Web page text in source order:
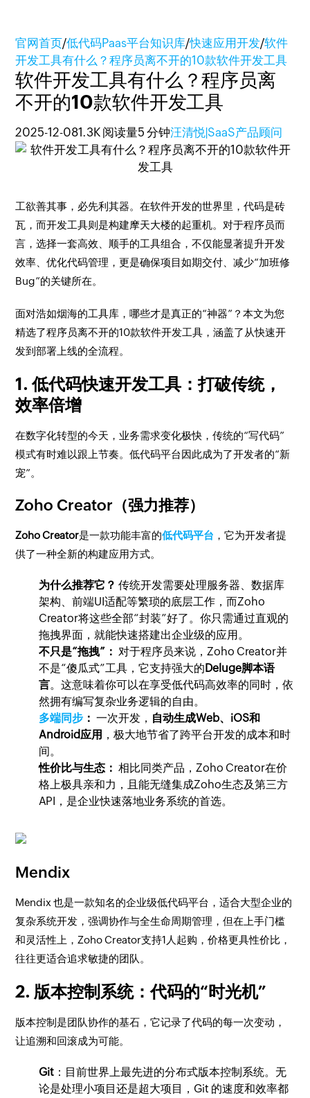
官网首页/低代码Paas平台知识库/快速应用开发/软件
开发工具有什么？程序员离不开的10款软件开发工具
软件开发工具有什么？程序员离
不开的10款软件开发工具
2025-12-081.3K 阅读量5 分钟汪清悦|SaaS产品顾问
工欲善其事，必先利其器。在软件开发的世界里，代码是砖
瓦，而开发工具则是构建摩天大楼的起重机。对于程序员而
言，选择一套高效、顺手的工具组合，不仅能显著提升开发
效率、优化代码管理，更是确保项目如期交付、减少“加班修
Bug”的关键所在。
面对浩如烟海的工具库，哪些才是真正的“神器”？本文为您
精选了程序员离不开的10款软件开发工具，涵盖了从快速开
发到部署上线的全流程。
1. 低代码快速开发工具：打破传统，
效率倍增
在数字化转型的今天，业务需求变化极快，传统的“写代码”
模式有时难以跟上节奏。低代码平台因此成为了开发者的“新
宠”。
Zoho Creator（强力推荐）
Zoho Creator是一款功能丰富的低代码平台 ，它为开发者提
供了一种全新的构建应用方式。
为什么推荐它？ 传统开发需要处理服务器、数据库
架构、前端UI适配等繁琐的底层工作，而Zoho
Creator将这些全部“封装”好了。你只需通过直观的
拖拽界面，就能快速搭建出企业级的应用。
不只是“拖拽”： 对于程序员来说，Zoho Creator并
不是“傻瓜式”工具，它支持强大的Deluge脚本语
言。这意味着你可以在享受低代码高效率的同时，依
然拥有编写复杂业务逻辑的自由。
多端同步 ： 一次开发， 自动生成Web、iOS和
Android应用 ，极大地节省了跨平台开发的成本和时
间。
性价比与生态： 相比同类产品，Zoho Creator在价
格上极具亲和力，且能无缝集成Zoho生态及第三方
API，是企业快速落地业务系统的首选。
Mendix
Mendix 也是一款知名的企业级低代码平台，适合大型企业的
复杂系统开发，强调协作与全生命周期管理，但在上手门槛
和灵活性上，Zoho Creator支持1人起购，价格更具性价比，
往往更适合追求敏捷的团队。
2. 版本控制系统：代码的“时光机”
版本控制是团队协作的基石，它记录了代码的每一次变动，
让追溯和回滚成为可能。
Git ：目前世界上最先进的分布式版本控制系统。无
论是处理小项目还是超大项目，Git 的速度和效率都